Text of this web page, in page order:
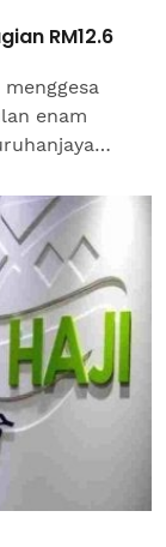
RM12.6
menggesa
enam